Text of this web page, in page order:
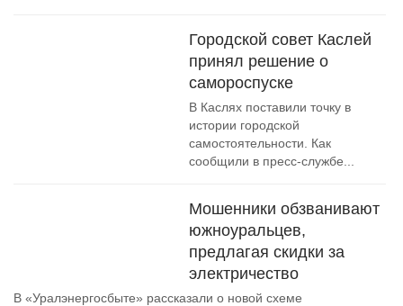
Городской совет Каслей
принял решение о
самороспуске
В Каслях поставили точку в
истории городской
самостоятельности. Как
сообщили в пресс-службе...
Мошенники обзванивают
южноуральцев,
предлагая скидки за
электричество
В «Уралэнергосбыте» рассказали о новой схеме